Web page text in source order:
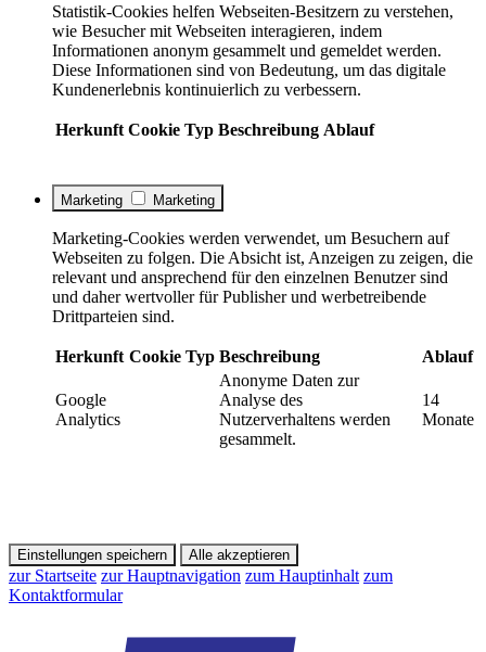
Statistik-Cookies helfen Webseiten-Besitzern zu verstehen,
wie Besucher mit Webseiten interagieren, indem
Informationen anonym gesammelt und gemeldet werden.
Diese Informationen sind von Bedeutung, um das digitale
Kundenerlebnis kontinuierlich zu verbessern.
Herkunft Cookie Typ Beschreibung Ablauf
Marketing Marketing
Marketing-Cookies werden verwendet, um Besuchern auf
Webseiten zu folgen. Die Absicht ist, Anzeigen zu zeigen, die
relevant und ansprechend für den einzelnen Benutzer sind
und daher wertvoller für Publisher und werbetreibende
Drittparteien sind.
Herkunft Cookie Typ Beschreibung Ablauf
Google
Analytics
Anonyme Daten zur
Analyse des
Nutzerverhaltens werden
gesammelt.
14
Monate
Einstellungen speichern Alle akzeptieren
zur Startseite zur Hauptnavigation zum Hauptinhalt zum
Kontaktformular